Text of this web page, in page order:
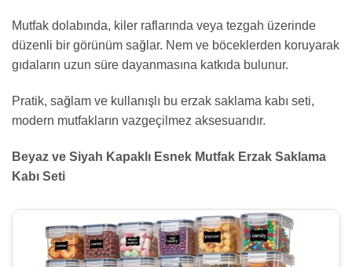
Mutfak dolabında, kiler raflarında veya tezgah üzerinde
düzenli bir görünüm sağlar. Nem ve böceklerden koruyarak
gıdaların uzun süre dayanmasına katkıda bulunur.
Pratik, sağlam ve kullanışlı bu erzak saklama kabı seti,
modern mutfakların vazgeçilmez aksesuarıdır.
Beyaz ve Siyah Kapaklı Esnek Mutfak Erzak Saklama
Kabı Seti